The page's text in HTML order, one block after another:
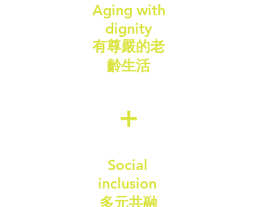
Aging with
dignity
​有尊嚴的老
齡生活
+
Social
inclusion
多元共融